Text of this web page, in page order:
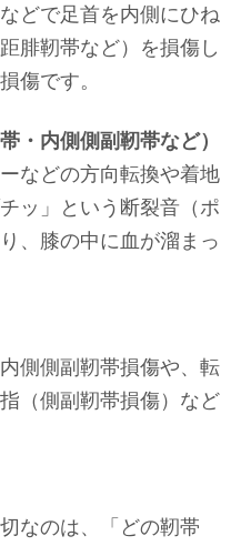
どで足首を内側にひね
腓靭帯など）を損傷し
傷です。
・内側側副靭帯など）
などの方向転換や着地
ッ」という断裂音（ポ
、膝の中に血が溜まっ
側側副靭帯損傷や、転
（側副靭帯損傷）など
なのは、「どの靭帯